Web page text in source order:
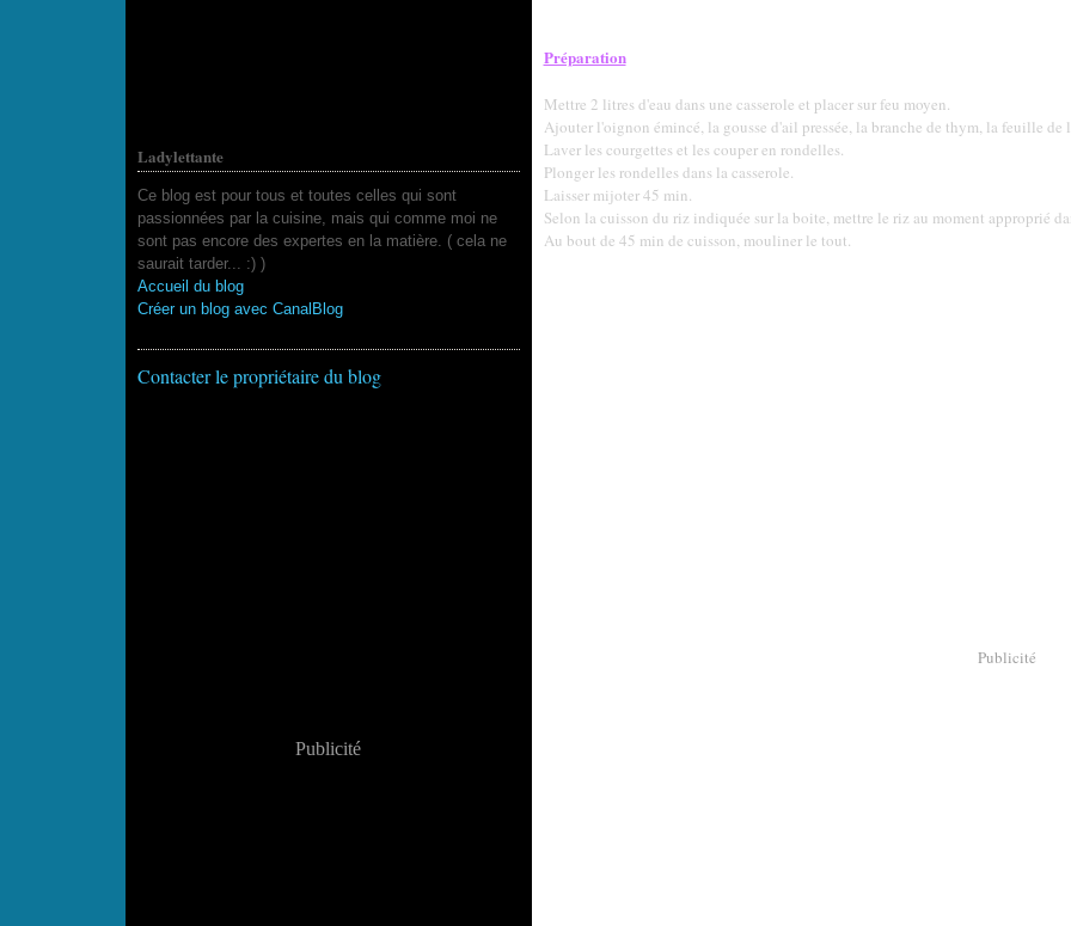
Ladylettante
Ce blog est pour tous et toutes celles qui sont
passionnées par la cuisine, mais qui comme moi ne
sont pas encore des expertes en la matière. ( cela ne
saurait tarder... :) )
Accueil du blog
Créer un blog avec CanalBlog
Contacter le propriétaire du blog
Publicité
Préparation
Mettre 2 litres d'eau dans une casserole et placer sur feu moyen.
Ajouter l'oignon émincé, la gousse d'ail pressée, la branche de thym, la feuille de
Laver les courgettes et les couper en rondelles.
Plonger les rondelles dans la casserole.
Laisser mijoter 45 min.
Selon la cuisson du riz indiquée sur la boite, mettre le riz au moment approprié
Au bout de 45 min de cuisson, mouliner le tout.
Publicité